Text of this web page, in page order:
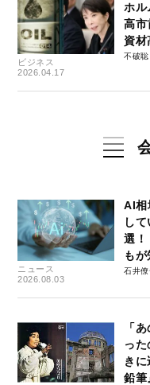
ビジネス
2026.04.17
ホル
高市
資材
不破聡
ニュース
2026.08.03
AI相
し
選！
も
石井
「
っ
き
鉛筆